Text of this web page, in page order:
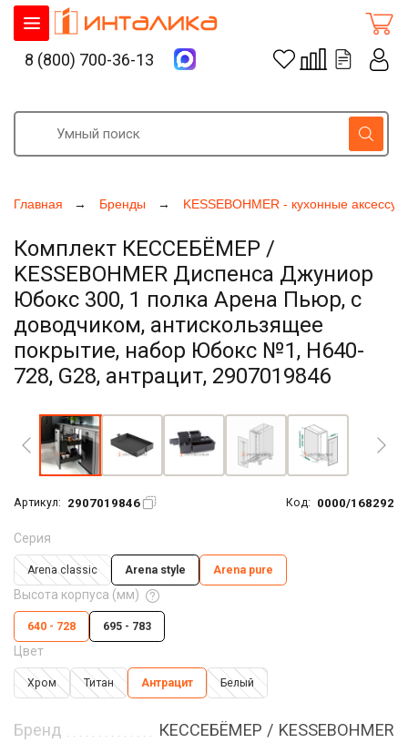
Главная Бренды KESSEBOHMER - кухонные
Комплект КЕССЕБЁМЕР /
KESSEBOHMER Диспенса Джуниор
Юбокс 300, 1 полка Арена Пьюр, с
доводчиком, антискользящее
покрытие, набор Юбокс №1, H640-
728, G28, антрацит, 2907019846
Артикул: 2907019846 Код: 0000/168292
Серия
Arena classic Arena style Arena pure
Высота корпуса (мм)
640 - 728 695 - 783
Цвет
Хром Титан Антрацит Белый
Бренд
КЕССЕБЁМЕР / KESSEBOHMER
8 (800) 700-36-13